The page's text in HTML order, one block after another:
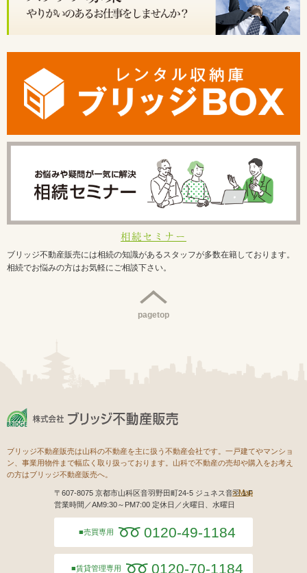
相続セミナー
ブリッジ不動産販売には相続の知識があるスタッフが多数在籍しております。
相続でお悩みの方はお気軽にご相談下さい。
pagetop
ブリッジ不動産販売は山科の不動産を主に扱う不動産会社です。一戸建てやマンショ
ン、事業用物件まで幅広く取り扱っております。山科で不動産の売却や購入をお考え
の方はブリッジ不動産販売へ。
Map
〒607-8075 京都市山科区音羽野田町24-5 ジュネス音羽１F
営業時間／AM9:30～PM7:00 定休日／火曜日、水曜日
売買専用 0120-49-1184
賃貸管理専用 0120-70-1184